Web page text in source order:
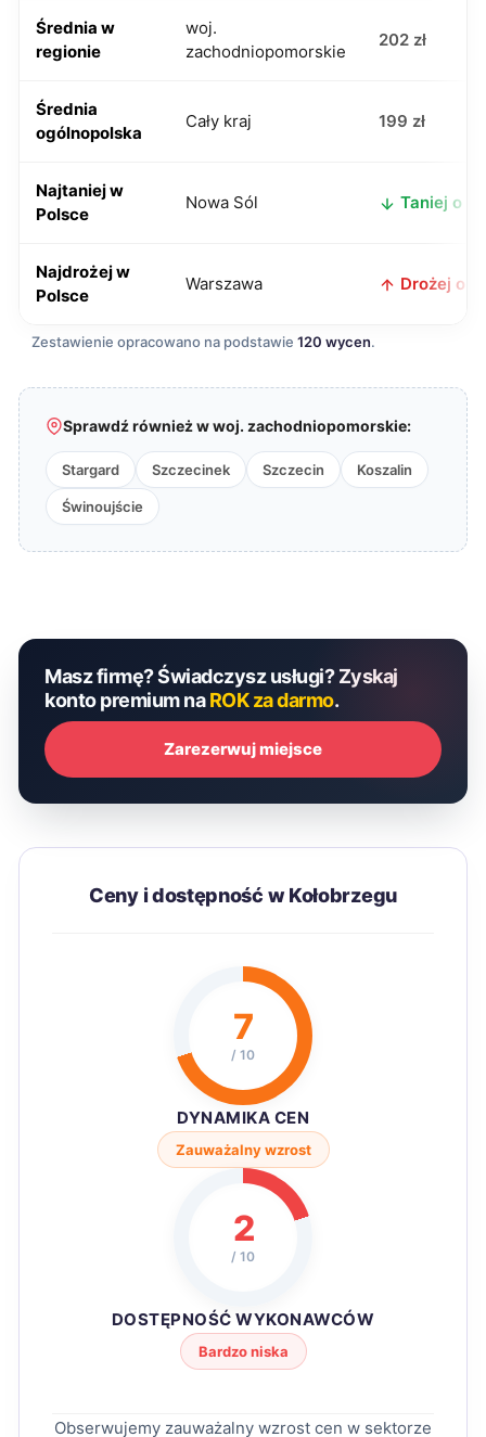
Średnia w
regionie
woj.
zachodniopomorskie
202 zł
Średnia
ogólnopolska
Cały kraj 199 zł
Najtaniej w
Polsce
Nowa Sól Taniej o 28
Najdrożej w
Polsce
Warszawa Drożej o
Zestawienie opracowano na podstawie 120 wycen.
Sprawdź również w woj. zachodniopomorskie:
Stargard Szczecinek Szczecin Koszalin
Świnoujście
Masz firmę? Świadczysz usługi? Zyskaj
konto premium naROK za darmo.
Zarezerwuj miejsce
Ceny i dostępność w Kołobrzegu
7
/ 10
DYNAMIKA CEN
Zauważalny wzrost
2
/ 10
DOSTĘPNOŚĆ WYKONAWCÓW
Bardzo niska
Obserwujemy zauważalny wzrost cen w sektorze